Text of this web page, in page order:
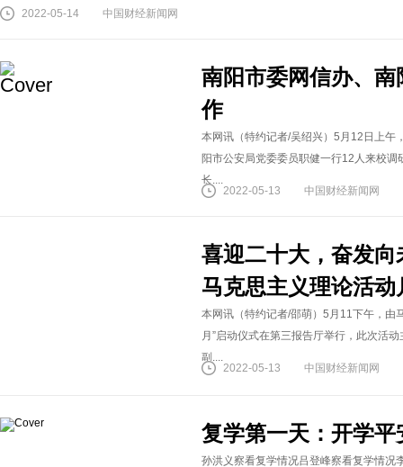
2022-05-14 中国财经新闻网
南阳市委网信办、
作
本网讯（特约记者/吴绍兴）5月12日上午
阳市公安局党委委员职健一行12人来校
长....
2022-05-13
中国财经新闻网
喜迎二十大，奋发
马克思主义理论活动
本网讯（特约记者/邵萌）5月11下午，由
月”启动仪式在第三报告厅举行，此次活
副....
2022-05-13
中国财经新闻网
复学第一天：开学平
孙洪义察看复学情况吕登峰察看复学情况